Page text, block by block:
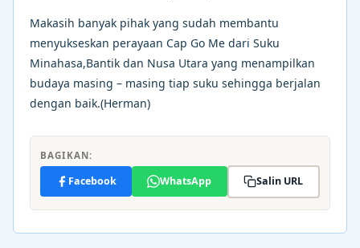
Makasih banyak pihak yang sudah membantu
menyukseskan perayaan Cap Go Me dari Suku
Minahasa,Bantik dan Nusa Utara yang menampilkan
budaya masing – masing tiap suku sehingga berjalan
dengan baik.(Herman)
BAGIKAN:
Facebook WhatsApp Salin URL